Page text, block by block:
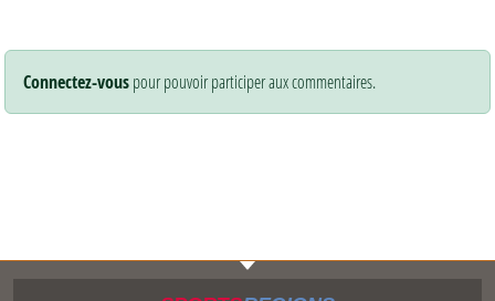
Connectez-vouspour pouvoir participer aux commentaires.